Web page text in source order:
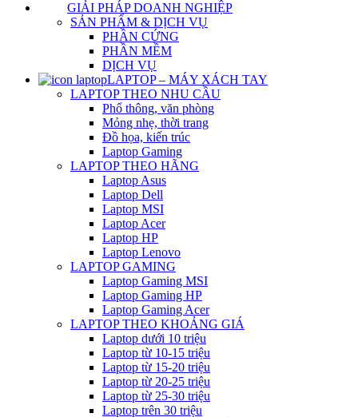
GIẢI PHÁP DOANH NGHIỆP
SẢN PHẨM & DỊCH VỤ
PHẦN CỨNG
PHẦN MỀM
DỊCH VỤ
LAPTOP – MÁY XÁCH TAY
LAPTOP THEO NHU CẦU
Phổ thông, văn phòng
Mỏng nhẹ, thời trang
Đồ họa, kiến trúc
Laptop Gaming
LAPTOP THEO HÃNG
Laptop Asus
Laptop Dell
Laptop MSI
Laptop Acer
Laptop HP
Laptop Lenovo
LAPTOP GAMING
Laptop Gaming MSI
Laptop Gaming HP
Laptop Gaming Acer
LAPTOP THEO KHOẢNG GIÁ
Laptop dưới 10 triệu
Laptop từ 10-15 triệu
Laptop từ 15-20 triệu
Laptop từ 20-25 triệu
Laptop từ 25-30 triệu
Laptop trên 30 triệu